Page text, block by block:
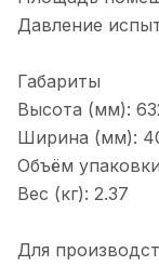
Давление
Габариты
Высота (мм):
Ширина (мм):
Объём
Вес (кг): 2.37
Для